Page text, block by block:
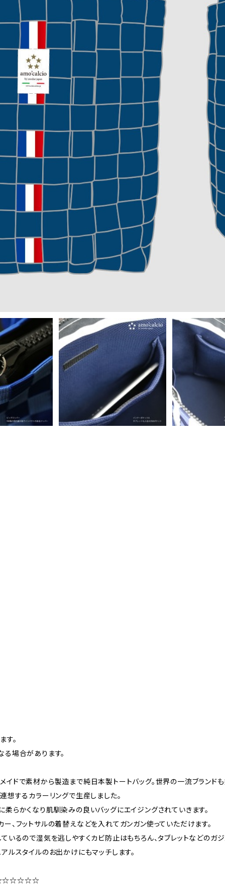
。
場合があります。
ドで素材から製造まで純日本製トートバッグ。世界の一流ブラン
想するカラーリングで生産しました。
らかくなり肌馴染みの良いバッグにエイジングされていきます。
、フットサルの着替えなどを入れてガンガン使っていただけます。
いるので湿気を逃しやすくカビ防止はもちろん、タブレットなどのガ
ルスタイルのお出かけにもマッチします。